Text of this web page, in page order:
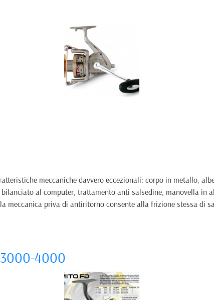
meccaniche davvero eccezionali: corpo in metallo,
al computer, trattamento anti salsedine, manovella in
meccanica priva di antiritorno consente alla frizione stessa di
4000